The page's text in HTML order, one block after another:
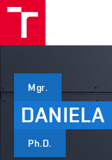
Mgr.
DANIELA
Ph.D.